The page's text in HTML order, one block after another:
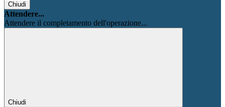
Chiudi
Attendere...
Attendere il completamento dell'operazione...
Chiudi